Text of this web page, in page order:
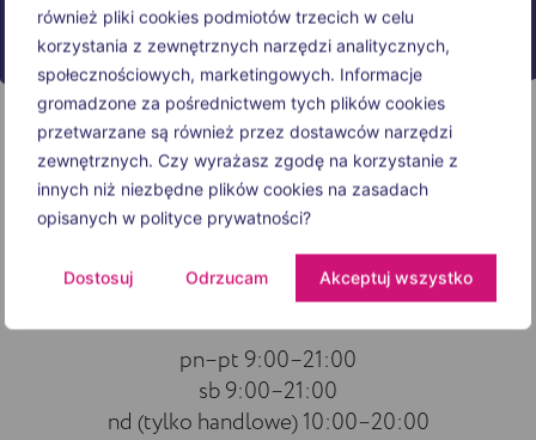
również pliki cookies podmiotów trzecich w celu
korzystania z zewnętrznych narzędzi analitycznych,
społecznościowych, marketingowych. Informacje
gromadzone za pośrednictwem tych plików cookies
przetwarzane są również przez dostawców narzędzi
zewnętrznych. Czy wyrażasz zgodę na korzystanie z
innych niż niezbędne plików cookies na zasadach
opisanych w polityce prywatności?
Dostosuj Odrzucam Akceptuj wszystko
Opening hours
pn–pt 9:00–21:00
sb 9:00–21:00
nd (tylko handlowe) 10:00–20:00